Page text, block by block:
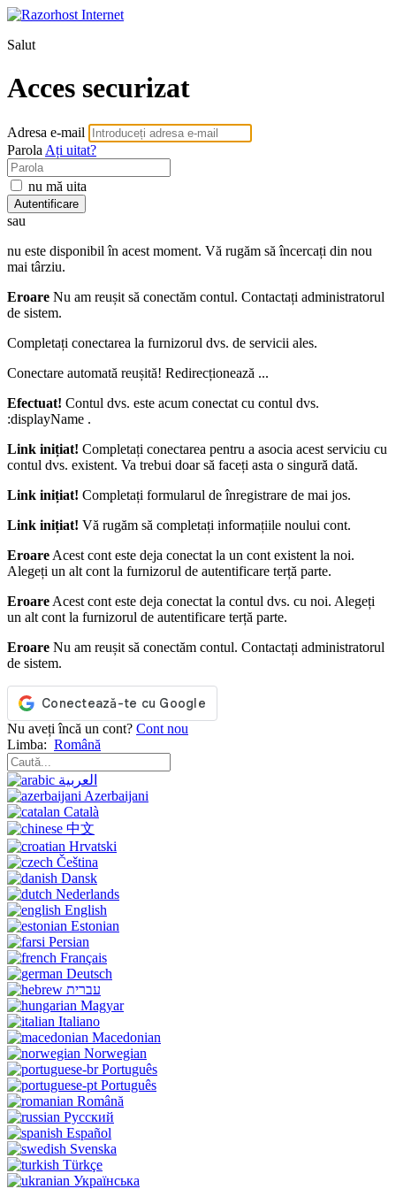
Salut
Acces securizat
Adresa e-mail
Parola Ați uitat?
nu mă uita
Autentificare
sau
nu este disponibil în acest moment. Vă rugăm să încercați din nou
mai târziu.
Eroare Nu am reușit să conectăm contul. Contactați administratorul
de sistem.
Completați conectarea la furnizorul dvs. de servicii ales.
Conectare automată reușită! Redirecționează ...
Efectuat! Contul dvs. este acum conectat cu contul dvs.
:displayName .
Link inițiat! Completați conectarea pentru a asocia acest serviciu cu
contul dvs. existent. Va trebui doar să faceți asta o singură dată.
Link inițiat! Completați formularul de înregistrare de mai jos.
Link inițiat! Vă rugăm să completați informațiile noului cont.
Eroare Acest cont este deja conectat la un cont existent la noi.
Alegeți un alt cont la furnizorul de autentificare terță parte.
Eroare Acest cont este deja conectat la contul dvs. cu noi. Alegeți
un alt cont la furnizorul de autentificare terță parte.
Eroare Nu am reușit să conectăm contul. Contactați administratorul
de sistem.
Nu aveți încă un cont? Cont nou
Limba: Română
العربية
Azerbaijani
Català
中文
Hrvatski
Čeština
Dansk
Nederlands
English
Estonian
Persian
Français
Deutsch
עברית
Magyar
Italiano
Macedonian
Norwegian
Português
Português
Română
Русский
Español
Svenska
Türkçe
Українська